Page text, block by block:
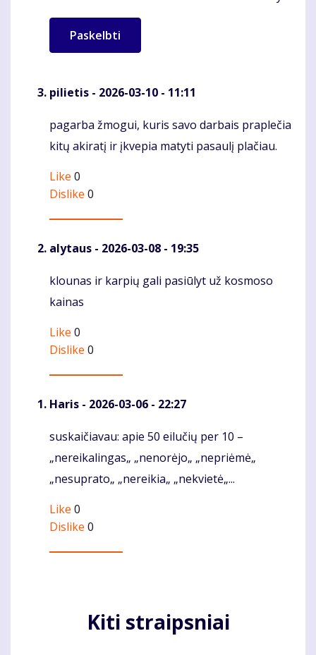
pilietis - 2026-03-10 - 11:11
Komentaras
pagarba žmogui, kuris savo darbais praplečia
kitų akiratį ir įkvepia matyti pasaulį plačiau.
Like 0
Dislike 0
alytaus - 2026-03-08 - 19:35
Komentaras
klounas ir karpių gali pasiūlyt už kosmoso
kainas
Like 0
Dislike 0
Haris - 2026-03-06 - 22:27
Komentaras
suskaičiavau: apie 50 eilučių per 10 –
„nereikalingas„ „nenorėjo„ „nepriėmė„
„nesuprato„ „nereikia„ „nekvietė„...
Like 0
Dislike 0
Kiti straipsniai